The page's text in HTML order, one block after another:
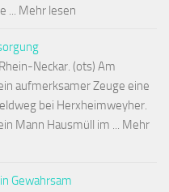
... Mehr lesen
Neckar. (ots) Am
aufmerksamer Zeuge eine
bei Herxheimweyher.
Mann Hausmüll im ... Mehr
Gewahrsam